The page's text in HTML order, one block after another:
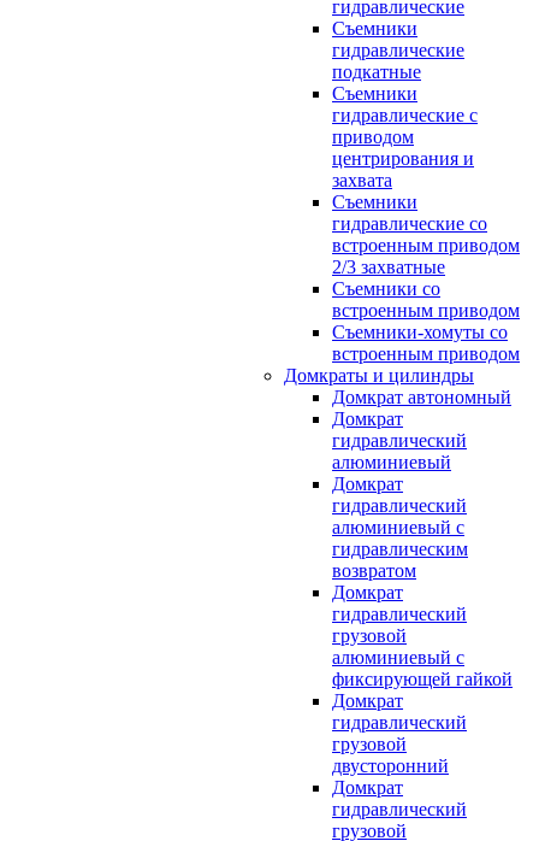
гидравлические
Съемники
гидравлические
подкатные
Съемники
гидравлические с
приводом
центрирования и
захвата
Съемники
гидравлические со
встроенным приводом
2/3 захватные
Съемники со
встроенным приводом
Съемники-хомуты со
встроенным приводом
Домкраты и цилиндры
Домкрат автономный
Домкрат
гидравлический
алюминиевый
Домкрат
гидравлический
алюминиевый с
гидравлическим
возвратом
Домкрат
гидравлический
грузовой
алюминиевый с
фиксирующей гайкой
Домкрат
гидравлический
грузовой
двусторонний
Домкрат
гидравлический
грузовой